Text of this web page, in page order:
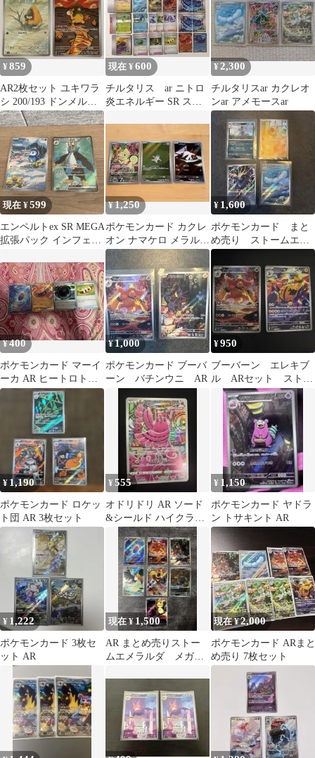
¥859
AR2枚セット ユキワラ
シ 200/193 ドンメル
198/193 M2a
現在 ¥600
チルタリス ar ニトロ
炎エネルギー SR スト
¥ 2,300
チルタリスar カクレオ
ンar アメモースar
現在 ¥599
エンペルトex SR MEGA
拡張パック インフェル
¥1,250
ポケモンカード カクレ
オン ナマケロ メラルバ
AR 3枚セット
¥ 1,600
ポケモンカード まと
め売り ストームエメ
ラルダ
¥400
ポケモンカード マーイ
ーカ AR ヒートロトム
RR シャドーエネルギー
¥1,000
ポケモンカード ブーバ
ーン バチンウニ AR
¥950
ブーバーン エレキブ
ル ARセット ストー
ムエメラルダ
¥ 1,190
ポケモンカード ロケッ
ト団 AR 3枚セット
¥555
オドリドリ AR ソード
&シールド ハイクラス
パック VSTARユニバー
ス キ…
¥ 1,150
ポケモンカード ヤドラ
ン トサキント AR
¥ 1,222
ポケモンカード 3枚セ
ット AR
現在 ¥ 1,500
AR まとめ売りストー
ムエメラルダ メガド
現在 ¥2,000
ポケモンカード ARまと
め売り 7枚セット